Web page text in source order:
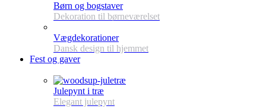
Børn og bogstaver
Dekoration til børneværelset
Vægdekorationer
Dansk design til hjemmet
Fest og gaver
Julepynt i træ
Elegant julepynt